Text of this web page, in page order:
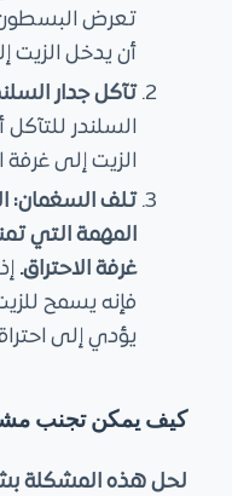
تعرض البسطون
أن يدخل الزيت
تآكل جدار
السلندر
الزيت إلى غرفة
تلف السغمان:
المهمة التي
غرفة الاحتراق.
فإنه يسمح
يؤدي إلى
كيف يمكن تجنب
لحل هذه المشكلة